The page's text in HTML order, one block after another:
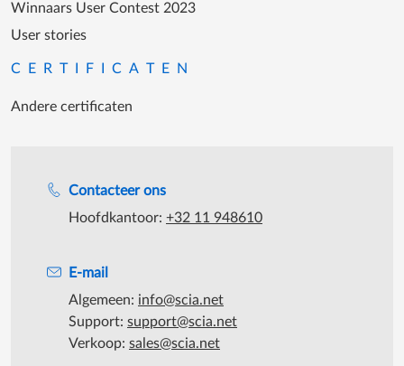
Contacteer ons
Hoofdkantoor: +32 11 948610
E-mail
Algemeen: info@scia.net
Support: support@scia.net
Verkoop: sales@scia.net
Winnaars User Contest 2023
User stories
CERTIFICATEN
Andere certificaten